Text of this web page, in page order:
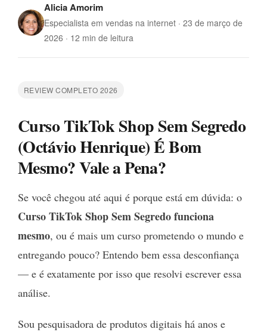
Alicia Amorim
Especialista em vendas na internet · 23 de março de
2026 · 12 min de leitura
REVIEW COMPLETO 2026
Curso TikTok Shop Sem Segredo
(Octávio Henrique) É Bom
Mesmo? Vale a Pena?
Se você chegou até aqui é porque está em dúvida: o
Curso TikTok Shop Sem Segredo funciona
mesmo, ou é mais um curso prometendo o mundo e
entregando pouco? Entendo bem essa desconfiança
— e é exatamente por isso que resolvi escrever essa
análise.
Sou pesquisadora de produtos digitais há anos e